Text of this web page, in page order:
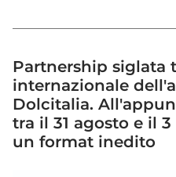
Partnership siglata
internazionale
Dolcitalia.
tra il 31 agosto e il
un format inedito